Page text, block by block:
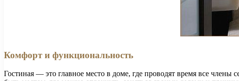
Комфорт и функциональность
Гостиная — это главное место в доме, где проводят время все